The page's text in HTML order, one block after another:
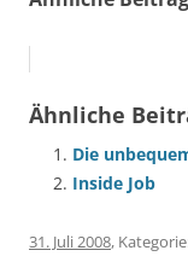
Ähnliche
Die
Inside Job
31. Juli 2008,